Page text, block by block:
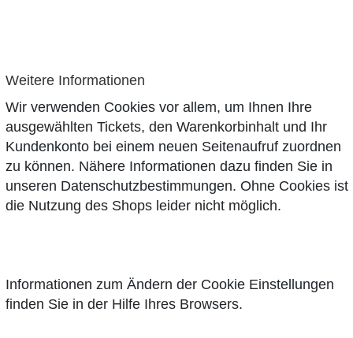
Weitere Informationen
Wir verwenden Cookies vor allem, um Ihnen Ihre
ausgewählten Tickets, den Warenkorbinhalt und Ihr
Kundenkonto bei einem neuen Seitenaufruf zuordnen
zu können. Nähere Informationen dazu finden Sie in
unseren Datenschutzbestimmungen. Ohne Cookies ist
die Nutzung des Shops leider nicht möglich.
Informationen zum Ändern der Cookie Einstellungen
finden Sie in der Hilfe Ihres Browsers.